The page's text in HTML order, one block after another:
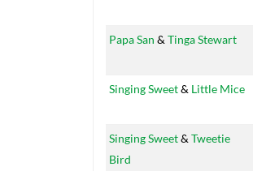
Papa San & Tinga Stewart
Singing Sweet& Little Mice
Singing Sweet& Tweetie
Bird